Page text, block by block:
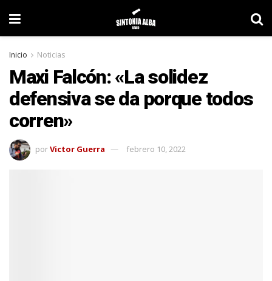
Inicio Noticias
Maxi Falcón: «La solidez
defensiva se da porque todos
corren»
porVictor Guerra febrero 10, 2022